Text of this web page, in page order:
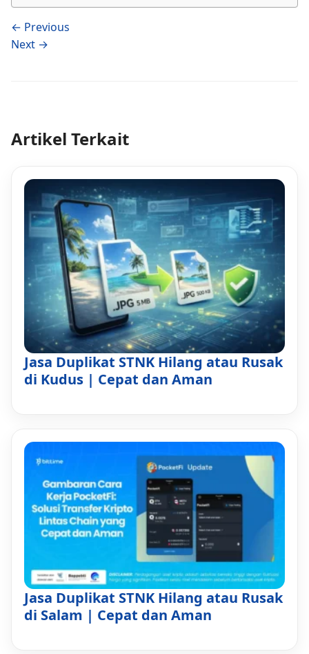
← Previous
Next →
Artikel Terkait
Jasa Duplikat STNK Hilang atau Rusak
di Kudus | Cepat dan Aman
Jasa Duplikat STNK Hilang atau Rusak
di Salam | Cepat dan Aman